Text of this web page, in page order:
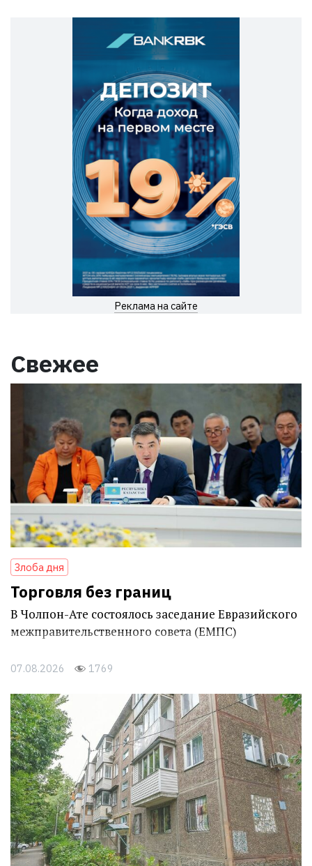
Реклама на сайте
Свежее
Злоба дня
Торговля без границ
В Чолпон-Ате состоялось заседание Евразийского
межправительственного совета (ЕМПС)
07.08.2026 1769